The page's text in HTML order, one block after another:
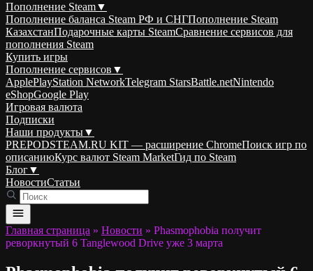
Пополнение Steam▼
Пополнение баланса Steam РФ и СНГПополнение Steam
КазахстанПодарочные карты SteamСравнение сервисов для
пополнения Steam
Купить игры
Пополнение сервисов ▼
ApplePlayStation NetworkTelegram StarsBattle.netNintendo
eShopGoogle Play
Игровая валюта
Подписки
Наши продукты▼
PREPODSTEAM.RU KIT — расширение ChromeПоиск игр по
описаниюКурс валют Steam MarketГид по Steam
Блог▼
НовостиСтатьи
Главная страница » Новости » Phasmophobia получит
реворкнутый 6 Tanglewood Drive уже 3 марта